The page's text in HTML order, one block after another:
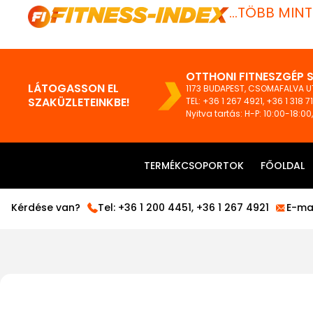
...TÖBB
LÁTOGASSON EL
SZAKÜZLETEINKBE!
OTTHONI FITNESZGÉP
1173 BUDAPEST, CSOMAFALVA
TEL: +36 1 267 4921, +36 1 318
Nyitva tartás: H-P: 10:00-
TERMÉKCSOPORTOK FŐOLDAL
Kérdése van? Tel: +36 1 200 4451, +36 1 267 4921 E-